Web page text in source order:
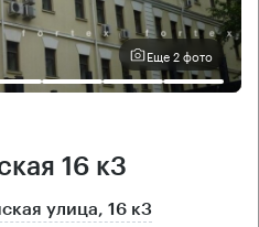
Еще 2 фото
16 к3
улица, 16 к3